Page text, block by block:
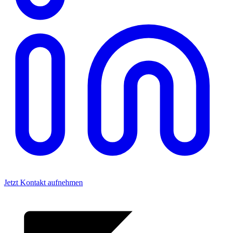
Jetzt Kontakt aufnehmen